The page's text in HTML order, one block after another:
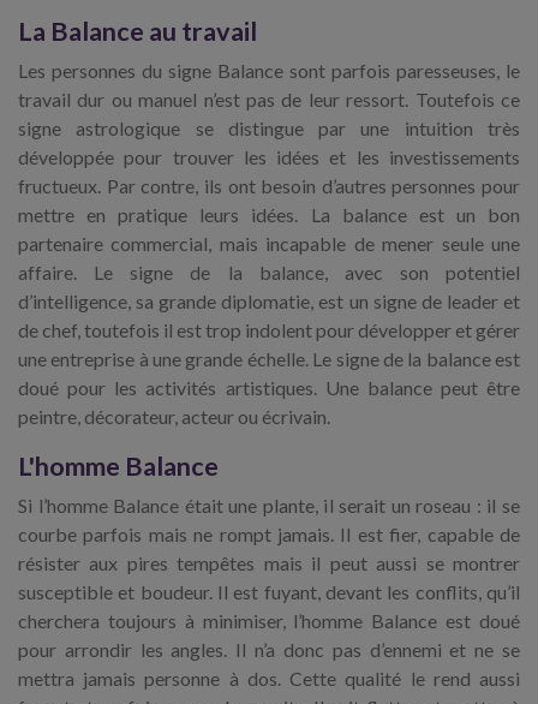
La Balance au travail
Les personnes du signe Balance sont parfois paresseuses, le
travail dur ou manuel n’est pas de leur ressort. Toutefois ce
signe astrologique se distingue par une intuition très
développée pour trouver les idées et les investissements
fructueux. Par contre, ils ont besoin d’autres personnes pour
mettre en pratique leurs idées. La balance est un bon
partenaire commercial, mais incapable de mener seule une
affaire. Le signe de la balance, avec son potentiel
d’intelligence, sa grande diplomatie, est un signe de leader et
de chef, toutefois il est trop indolent pour développer et gérer
une entreprise à une grande échelle. Le signe de la balance est
doué pour les activités artistiques. Une balance peut être
peintre, décorateur, acteur ou écrivain.
L'homme Balance
Si l’homme Balance était une plante, il serait un roseau : il se
courbe parfois mais ne rompt jamais. Il est fier, capable de
résister aux pires tempêtes mais il peut aussi se montrer
susceptible et boudeur. Il est fuyant, devant les conflits, qu’il
cherchera toujours à minimiser, l’homme Balance est doué
pour arrondir les angles. Il n’a donc pas d’ennemi et ne se
mettra jamais personne à dos. Cette qualité le rend aussi